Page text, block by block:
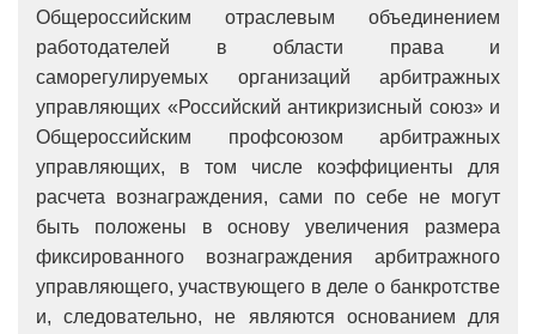
Общероссийским отраслевым объединением
работодателей в области права и
саморегулируемых организаций арбитражных
управляющих «Российский антикризисный союз» и
Общероссийским профсоюзом арбитражных
управляющих, в том числе коэффициенты для
расчета вознаграждения, сами по себе не могут
быть положены в основу увеличения размера
фиксированного вознаграждения арбитражного
управляющего, участвующего в деле о банкротстве
и, следовательно, не являются основанием для